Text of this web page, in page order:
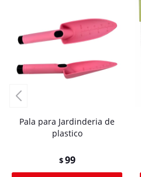
Pala para Jardinderia de
plastico
$99